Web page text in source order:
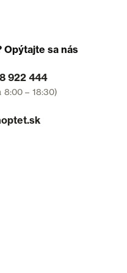
Opýtajte sa nás
922 444
8:00 – 18:30)